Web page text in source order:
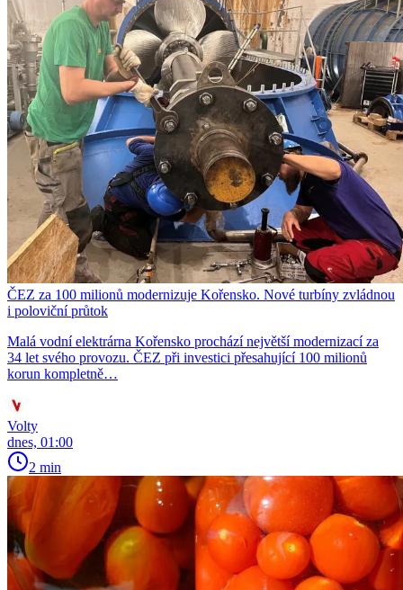
ČEZ za 100 milionů modernizuje Kořensko. Nové turbíny zvládnou
i poloviční průtok
Malá vodní elektrárna Kořensko prochází největší modernizací za
34 let svého provozu. ČEZ při investici přesahující 100 milionů
korun kompletně…
Volty
dnes, 01:00
2 min